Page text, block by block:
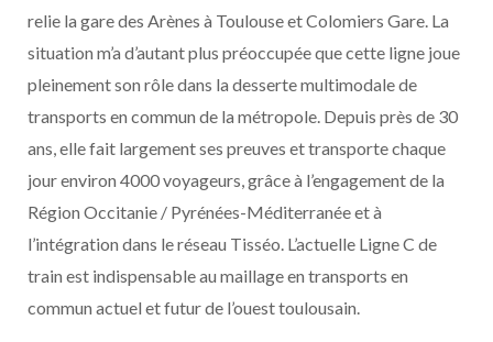
relie la gare des Arènes à Toulouse et Colomiers Gare. La
situation m’a d’autant plus préoccupée que cette ligne joue
pleinement son rôle dans la desserte multimodale de
transports en commun de la métropole. Depuis près de 30
ans, elle fait largement ses preuves et transporte chaque
jour environ 4000 voyageurs, grâce à l’engagement de la
Région Occitanie / Pyrénées-Méditerranée et à
l’intégration dans le réseau Tisséo. L’actuelle Ligne C de
train est indispensable au maillage en transports en
commun actuel et futur de l’ouest toulousain.